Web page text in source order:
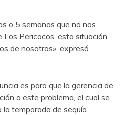
o 5 semanas que no nos
Los Pericocos, esta situación
de nosotros», expresó
es para que la gerencia de
a este problema, el cual se
temporada de sequía.